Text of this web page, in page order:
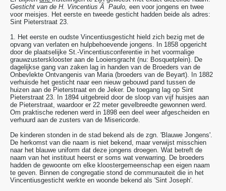
Gesticht van de H. Vincentius Ã Paulo, een voor jongens en twee
voor meisjes. Het eerste en tweede gesticht hadden beide als adres:
Sint Pieterstraat 23.
1. Het eerste en oudste Vincentiusgesticht hield zich bezig met de
opvang van verlaten en hulpbehoevende jongens. In 1858 opgericht
door de plaatselijke St.-Vincentiusconferentie in het voormalige
grauwzustersklooster aan de Looiersgracht (nu: Bosquetplein). De
dagelijkse gang van zaken lag in handen van de Broeders van de
Onbevlekte Ontvangenis van Maria (broeders van de Beyart). In 1882
verhuisde het gesticht naar een nieuw gebouwd pand tussen de
huizen aan de Pieterstraat en de Jeker. De toegang lag op Sint
Pieterstraat 23. In 1894 uitgebreid door de sloop van vijf huisjes aan
de Pieterstraat, waardoor er 22 meter gevelbreedte gewonnen werd.
Om praktische redenen werd in 1898 een deel weer afgescheiden en
verhuurd aan de zusters van de Misericorde.
De kinderen stonden in de stad bekend als de zgn. 'Blauwe Jongens'.
De herkomst van die naam is niet bekend, maar verwijst misschien
naar het blauwe uniform dat deze jongens droegen. Wat betreft de
naam van het instituut heerst er soms wat verwarring. De broeders
hadden de gewoonte om elke kloostergemeenschap een eigen naam
te geven. Binnen de congregatie stond de communauteit die in het
Vincentiusgesticht werkte en woonde bekend als 'Sint Joseph'.